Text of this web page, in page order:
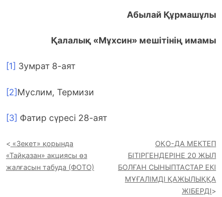
Абылай Құрмашұлы
Қалалық «Мұхсин» мешітінің имамы
[1] Зумрат 8-аят
[2]Муслим, Термизи
[3] Фатир сүресі 28-аят
«Зекет» қорында
«Тайқазан» акциясы өз
жалғасын табуда (ФОТО)
ОҚО-ДА МЕКТЕП
БІТІРГЕНДЕРІНЕ 20 ЖЫЛ
БОЛҒАН СЫНЫПТАСТАР ЕКІ
МҰҒАЛІМДІ ҚАЖЫЛЫҚҚА
ЖІБЕРДІ